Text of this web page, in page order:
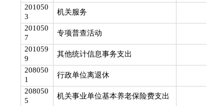
201050
3
机关服务
201050
7
专项普查活动
201059
9
其他统计信息事务支出
208050
1
行政单位离退休
208050
5
机关事业单位基本养老保险费支出